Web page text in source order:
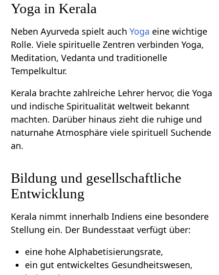
Yoga in Kerala
Neben Ayurveda spielt auchYoga eine wichtige
Rolle. Viele spirituelle Zentren verbinden Yoga,
Meditation, Vedanta und traditionelle
Tempelkultur.
Kerala brachte zahlreiche Lehrer hervor, die Yoga
und indische Spiritualität weltweit bekannt
machten. Darüber hinaus zieht die ruhige und
naturnahe Atmosphäre viele spirituell Suchende
an.
Bildung und gesellschaftliche
Entwicklung
Kerala nimmt innerhalb Indiens eine besondere
Stellung ein. Der Bundesstaat verfügt über:
eine hohe Alphabetisierungsrate,
ein gut entwickeltes Gesundheitswesen,